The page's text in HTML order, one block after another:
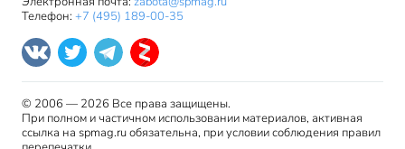
Телефон: +7 (495) 189-00-35
© 2006 — 2026 Все права защищены.
При полном и частичном использовании материалов, активная
ссылка на spmag.ru обязательна, при условии соблюдения правил